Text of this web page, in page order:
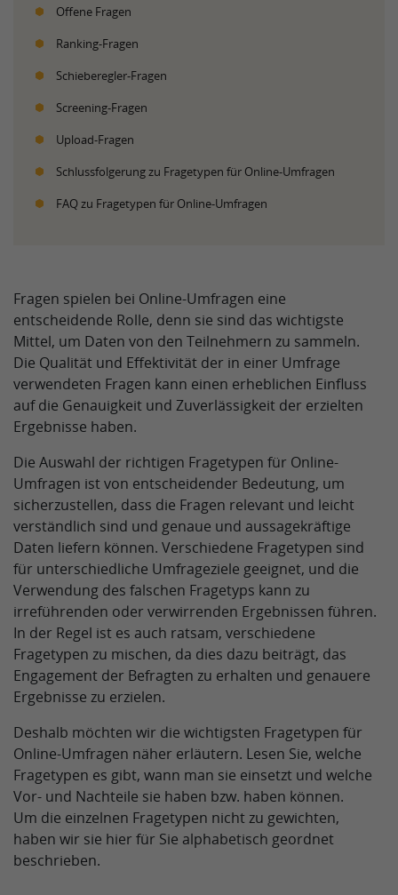
Offene Fragen
Ranking-Fragen
Schieberegler-Fragen
Screening-Fragen
Upload-Fragen
Schlussfolgerung zu Fragetypen für Online-Umfragen
FAQ zu Fragetypen für Online-Umfragen
Fragen spielen bei Online-Umfragen eine
entscheidende Rolle, denn sie sind das wichtigste
Mittel, um Daten von den Teilnehmern zu sammeln.
Die Qualität und Effektivität der in einer Umfrage
verwendeten Fragen kann einen erheblichen Einfluss
auf die Genauigkeit und Zuverlässigkeit der erzielten
Ergebnisse haben.
Die Auswahl der richtigen Fragetypen für Online-
Umfragen ist von entscheidender Bedeutung, um
sicherzustellen, dass die Fragen relevant und leicht
verständlich sind und genaue und aussagekräftige
Daten liefern können. Verschiedene Fragetypen sind
für unterschiedliche Umfrageziele geeignet, und die
Verwendung des falschen Fragetyps kann zu
irreführenden oder verwirrenden Ergebnissen führen.
In der Regel ist es auch ratsam, verschiedene
Fragetypen zu mischen, da dies dazu beiträgt, das
Engagement der Befragten zu erhalten und genauere
Ergebnisse zu erzielen.
Deshalb möchten wir die wichtigsten Fragetypen für
Online-Umfragen näher erläutern. Lesen Sie, welche
Fragetypen es gibt, wann man sie einsetzt und welche
Vor- und Nachteile sie haben bzw. haben können.
Um die einzelnen Fragetypen nicht zu gewichten,
haben wir sie hier für Sie alphabetisch geordnet
beschrieben.